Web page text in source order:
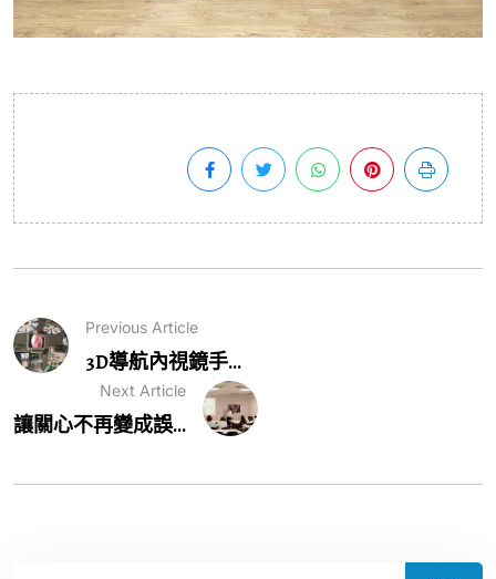
Previous Article
3D導航內視鏡手...
Next Article
讓關心不再變成誤...